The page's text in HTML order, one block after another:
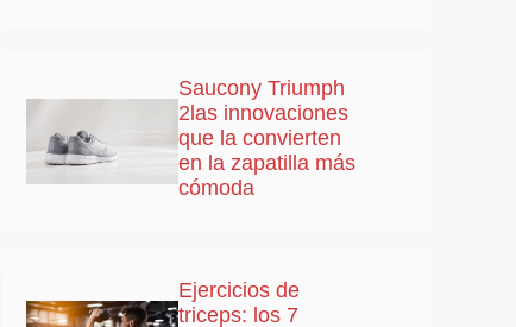
Saucony Triumph
2las innovaciones
que la convierten
en la zapatilla más
cómoda
Ejercicios de
triceps: los 7